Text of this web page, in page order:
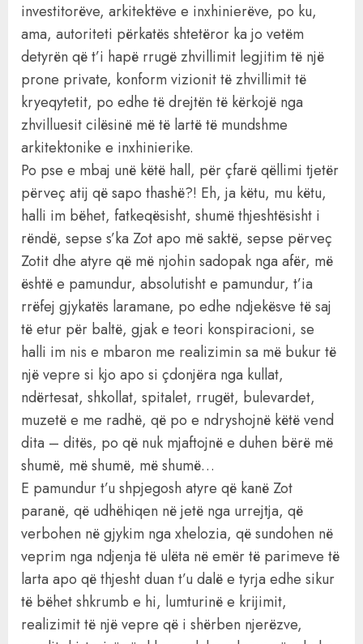
investitorëve, arkitektëve e inxhinierëve, po ku,
ama, autoriteti përkatës shtetëror ka jo vetëm
detyrën që t’i hapë rrugë zhvillimit legjitim të një
prone private, konform vizionit të zhvillimit të
kryeqytetit, po edhe të drejtën të kërkojë nga
zhvilluesit cilësinë më të lartë të mundshme
arkitektonike e inxhinierike.
Po pse e mbaj unë këtë hall, për çfarë qëllimi tjetër
përveç atij që sapo thashë?! Eh, ja këtu, mu këtu,
halli im bëhet, fatkeqësisht, shumë thjeshtësisht i
rëndë, sepse s’ka Zot apo më saktë, sepse përveç
Zotit dhe atyre që më njohin sadopak nga afër, më
është e pamundur, absolutisht e pamundur, t’ia
rrëfej gjykatës laramane, po edhe ndjekësve të saj
të etur për baltë, gjak e teori konspiracioni, se
halli im nis e mbaron me realizimin sa më bukur të
një vepre si kjo apo si çdonjëra nga kullat,
ndërtesat, shkollat, spitalet, rrugët, bulevardet,
muzetë e me radhë, që po e ndryshojnë këtë vend
dita – ditës, po që nuk mjaftojnë e duhen bërë më
shumë, më shumë, më shumë…
E pamundur t’u shpjegosh atyre që kanë Zot
paranë, që udhëhiqen në jetë nga urrejtja, që
verbohen në gjykim nga xhelozia, që sundohen në
veprim nga ndjenja të ulëta në emër të parimeve të
larta apo që thjesht duan t’u dalë e tyrja edhe sikur
të bëhet shkrumb e hi, lumturinë e krijimit,
realizimit të një vepre që i shërben njerëzve,